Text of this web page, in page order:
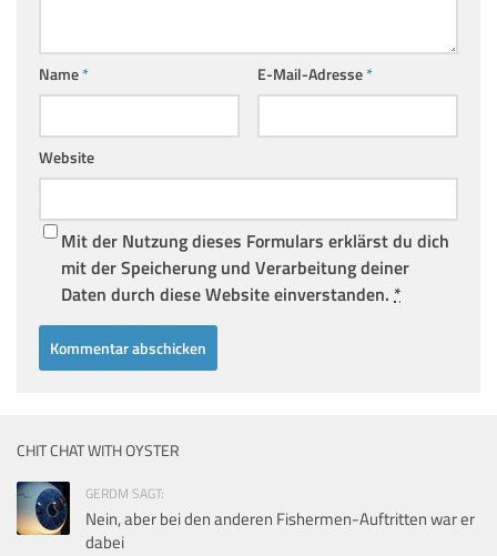
Name* E-Mail-Adresse*
Website
Mit der Nutzung dieses Formulars erklärst du dich
mit der Speicherung und Verarbeitung deiner
Daten durch diese Website einverstanden. *
CHIT CHAT WITH OYSTER
GERDM SAGT:
Nein, aber bei den anderen Fishermen-Auftritten war er
dabei